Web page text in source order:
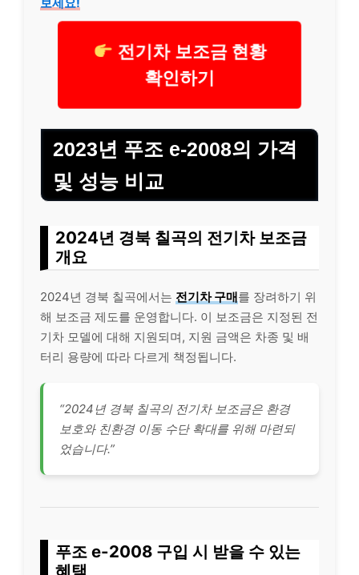
전기차 보조금 현황
확인하기
2023년 푸조 e-2008의 가격
및 성능 비교
2024년 경북 칠곡의 전기차 보조금
개요
2024년 경북 칠곡에서는 전기차 구매를 장려하기 위
해 보조금 제도를 운영합니다. 이 보조금은 지정된 전
기차 모델에 대해 지원되며, 지원 금액은 차종 및 배
터리 용량에 따라 다르게 책정됩니다.
“2024년 경북 칠곡의 전기차 보조금은 환경
보호와 친환경 이동 수단 확대를 위해 마련되
었습니다.”
푸조 e-2008 구입 시 받을 수 있는
혜택